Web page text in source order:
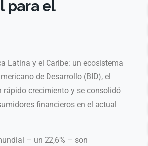
para el
Latina y el Caribe: un ecosistema
de Desarrollo (BID), el
rápido crecimiento y se consolidó
financieros en el actual
– un 22,6% – son